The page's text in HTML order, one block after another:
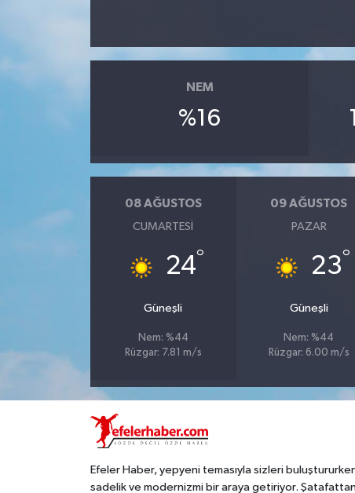
NEM
%16
08 AĞUSTOS
CUMARTESI
24°
Güneşli
Nem: %44
Rüzgar: 7.81 m/s
09 AĞUSTOS
PAZAR
23°
Güneşli
Nem: %44
Rüzgar: 6.00 m/s
Efeler Haber, yepyeni temasıyla sizleri
sadelik ve modernizmi bir araya getiriyor.